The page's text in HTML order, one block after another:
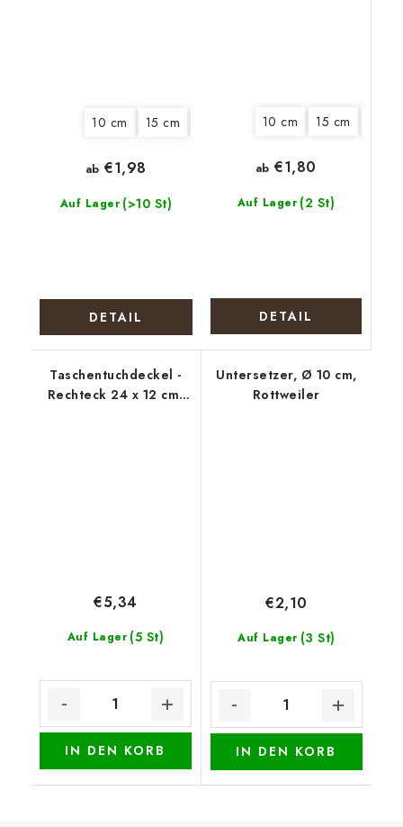
10 cm 15 cm
Auf Lager (>10 St)
ab €1,98
DETAIL
10 cm 15 cm
Auf Lager (2 St)
ab €1,80
DETAIL
Taschentuchdeckel -
Rechteck 24 x 12 cm,
Auf Lager (5 St)
€5,34
IN DEN KORB
Untersetzer, Ø 10 cm,
Rottweiler
Auf Lager (3 St)
€2,10
IN DEN KORB